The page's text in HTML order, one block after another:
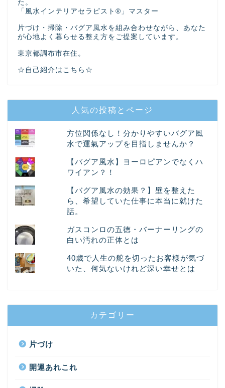
た。
「風水インテリアセラピスト®」マスター
片づけ・掃除・バグア風水を組み合わせながら、あなた
が心地よく暮らせる整え方をご提案しています。
東京都調布市在住。
☆自己紹介はこちら☆
人気の投稿とページ
方位関係なし！分かりやすいバグア風
水で運氣アップを目指しませんか？
【バグア風水】ヨーロピアンでなくハ
ワイアン？！
【バグア風水の効果？】壁を整えた
ら、希望していた仕事に本当に就けた
話。
ガスコンロの五徳・バーナーリングの
白い汚れの正体とは
40歳で人生の舵を切ったお客様が気づ
いた、何気ないけれど深い幸せとは
カテゴリー
片づけ
開運あれこれ